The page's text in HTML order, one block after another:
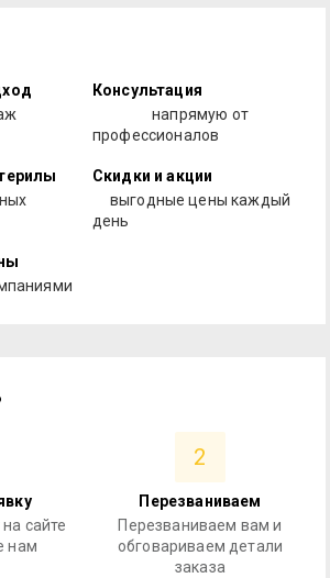
Консультация
напрямую от
профессионалов
Скидки и акции
выгодные цены каждый
день
сайте
нам
2
Перезваниваем
Перезваниваем вам и
обговариваем детали
заказа